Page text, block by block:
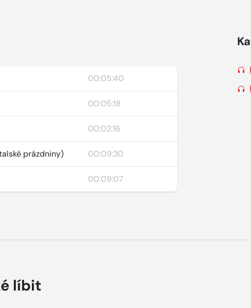
00:05:40
00:05:18
00:02:16
prázdniny) 00:09:30
00:09:07
líbit